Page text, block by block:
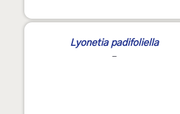
Lyonetia padifoliella
-